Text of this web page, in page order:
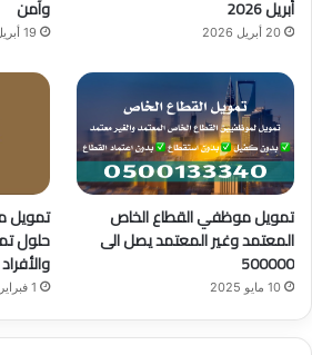
أبريل 2026
20 أبريل 2026
وآمن
19 أبريل 2026
تمويل موظفي القطاع الخاص
المعتمد وغير المعتمد يصل الى
500000
10 مايو 2025
تمويل
حلول
والأفراد
1 فبراير 2025